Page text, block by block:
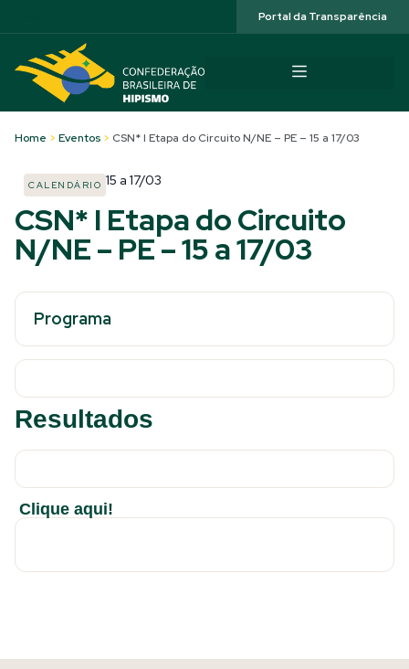
Portal da Transparência
Home > Eventos > CSN* I Etapa do Circuito N/NE – PE – 15 a 17/03
CALENDÁRIO 15 a 17/03
CSN* I Etapa do Circuito
N/NE – PE – 15 a 17/03
Programa
Resultados
Clique aqui!